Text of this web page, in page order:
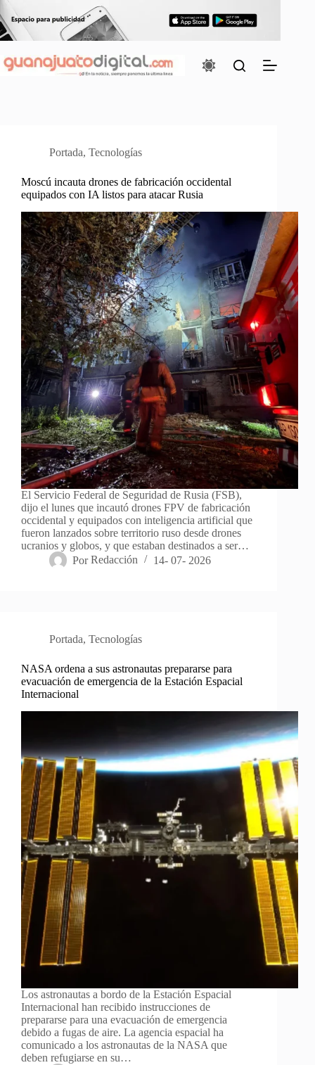
al
contenido
Portada, Tecnologías
Moscú incauta drones de fabricación occidental
equipados con IA listos para atacar Rusia
El Servicio Federal de Seguridad de Rusia (FSB),
dijo el lunes que incautó drones FPV de fabricación
occidental y equipados con inteligencia artificial que
fueron lanzados sobre territorio ruso desde drones
ucranios y globos, y que estaban destinados a ser…
Por Redacción 14- 07- 2026
Portada, Tecnologías
NASA ordena a sus astronautas prepararse para
evacuación de emergencia de la Estación Espacial
Internacional
Los astronautas a bordo de la Estación Espacial
Internacional han recibido instrucciones de
prepararse para una evacuación de emergencia
debido a fugas de aire. La agencia espacial ha
comunicado a los astronautas de la NASA que
deben refugiarse en su…